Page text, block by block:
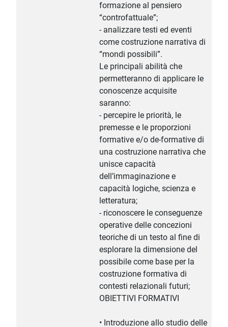
formazione al pensiero
“controfattuale”;
- analizzare testi ed eventi
come costruzione narrativa di
“mondi possibili”.
Le principali abilità che
permetteranno di applicare le
conoscenze acquisite
saranno:
- percepire le priorità, le
premesse e le proporzioni
formative e/o de-formative di
una costruzione narrativa che
unisce capacità
dell’immaginazione e
capacità logiche, scienza e
letteratura;
- riconoscere le conseguenze
operative delle concezioni
teoriche di un testo al fine di
esplorare la dimensione del
possibile come base per la
costruzione formativa di
contesti relazionali futuri;
OBIETTIVI FORMATIVI
• Introduzione allo studio delle